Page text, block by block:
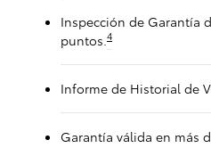
Inspección de Garantía
puntos. 4
Informe de Historial de
Garantía válida en más